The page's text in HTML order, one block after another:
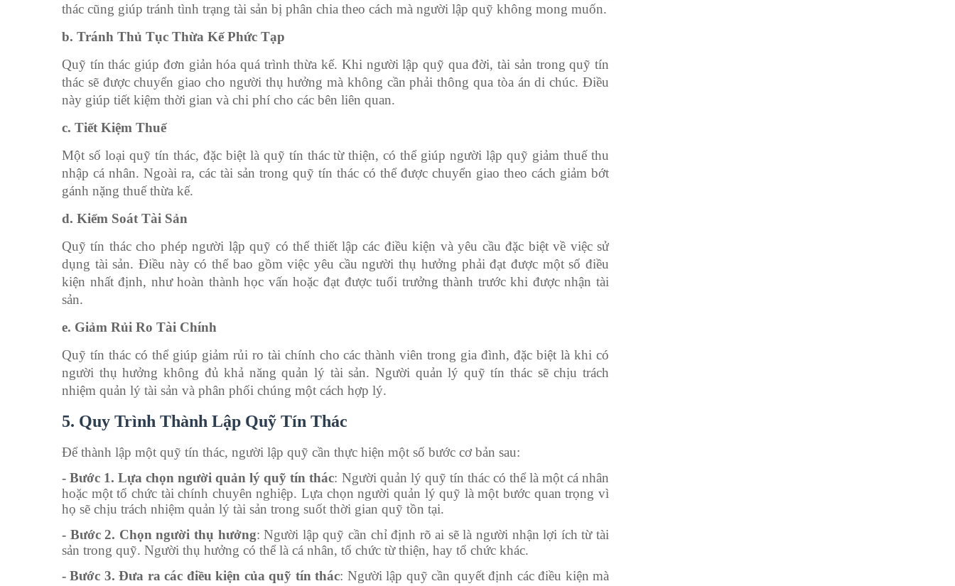
thác cũng giúp tránh tình trạng tài sản bị phân chia theo cách mà người lập quỹ không mong muốn.
b. Tránh Thủ Tục Thừa Kế Phức Tạp
Quỹ tín thác giúp đơn giản hóa quá trình thừa kế. Khi người lập quỹ qua đời, tài sản trong quỹ tín
thác sẽ được chuyển giao cho người thụ hưởng mà không cần phải thông qua tòa án di chúc. Điều
này giúp tiết kiệm thời gian và chi phí cho các bên liên quan.
c. Tiết Kiệm Thuế
Một số loại quỹ tín thác, đặc biệt là quỹ tín thác từ thiện, có thể giúp người lập quỹ giảm thuế thu
nhập cá nhân. Ngoài ra, các tài sản trong quỹ tín thác có thể được chuyển giao theo cách giảm bớt
gánh nặng thuế thừa kế.
d. Kiểm Soát Tài Sản
Quỹ tín thác cho phép người lập quỹ có thể thiết lập các điều kiện và yêu cầu đặc biệt về việc sử
dụng tài sản. Điều này có thể bao gồm việc yêu cầu người thụ hưởng phải đạt được một số điều
kiện nhất định, như hoàn thành học vấn hoặc đạt được tuổi trưởng thành trước khi được nhận tài
sản.
e. Giảm Rủi Ro Tài Chính
Quỹ tín thác có thể giúp giảm rủi ro tài chính cho các thành viên trong gia đình, đặc biệt là khi có
người thụ hưởng không đủ khả năng quản lý tài sản. Người quản lý quỹ tín thác sẽ chịu trách
nhiệm quản lý tài sản và phân phối chúng một cách hợp lý.
5. Quy Trình Thành Lập Quỹ Tín Thác
Để thành lập một quỹ tín thác, người lập quỹ cần thực hiện một số bước cơ bản sau:
- Bước 1. Lựa chọn người quản lý quỹ tín thác: Người quản lý quỹ tín thác có thể là một cá nhân
hoặc một tổ chức tài chính chuyên nghiệp. Lựa chọn người quản lý quỹ là một bước quan trọng vì
họ sẽ chịu trách nhiệm quản lý tài sản trong suốt thời gian quỹ tồn tại.
- Bước 2. Chọn người thụ hưởng: Người lập quỹ cần chỉ định rõ ai sẽ là người nhận lợi ích từ tài
sản trong quỹ. Người thụ hưởng có thể là cá nhân, tổ chức từ thiện, hay tổ chức khác.
- Bước 3. Đưa ra các điều kiện của quỹ tín thác: Người lập quỹ cần quyết định các điều kiện mà